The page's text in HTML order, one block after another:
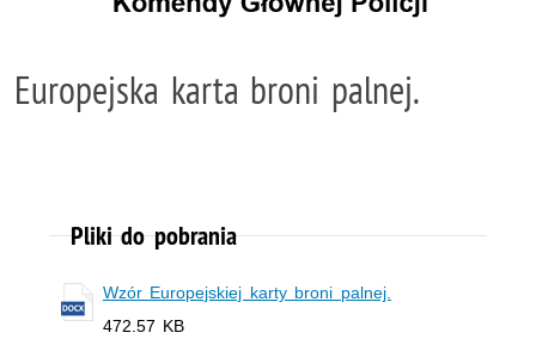
Europejska karta broni palnej.
Pliki do pobrania
Wzór Europejskiej karty broni palnej.
472.57 KB